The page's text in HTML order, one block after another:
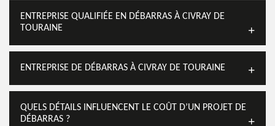
ENTREPRISE QUALIFIÉE EN DÉBARRAS À CIVRAY DE
TOURAINE
ENTREPRISE DE DÉBARRAS À CIVRAY DE TOURAINE
QUELS DÉTAILS INFLUENCENT LE COÛT D’UN PROJET DE
DÉBARRAS ?